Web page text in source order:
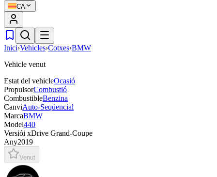
CA
Inici›Vehicles›Cotxes›BMW
Vehicle venut
Estat del vehicleOcasió
PropulsorCombustió
CombustibleBenzina
CanviAuto-Seqüencial
MarcaBMW
Model440
Versiói xDrive Grand-Coupe
Any2019
Venut